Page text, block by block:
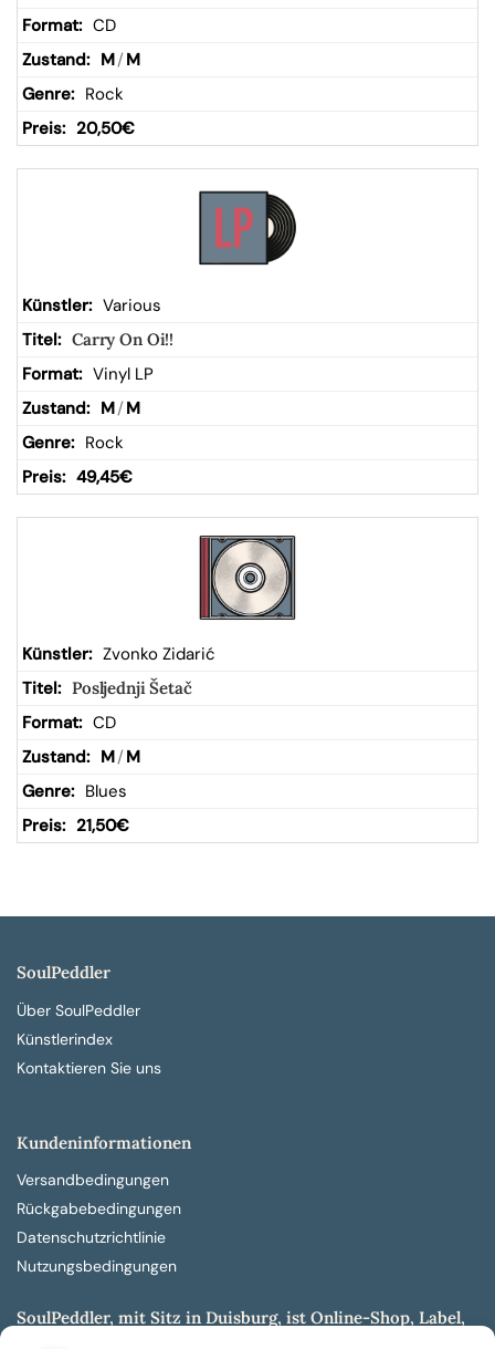
CD
M/ M
Rock
20,50€
Various
Carry On Oi!!
Vinyl LP
M/ M
Rock
49,45€
Zvonko Zidarić
Posljednji Šetač
CD
M/ M
Blues
21,50€
SoulPeddler
Über SoulPeddler
Künstlerindex
Kontaktieren Sie uns
Kundeninformationen
Versandbedingungen
Rückgabebedingungen
Datenschutzrichtlinie
Nutzungsbedingungen
SoulPeddler, mit Sitz in Duisburg, ist Online-Shop, Label,